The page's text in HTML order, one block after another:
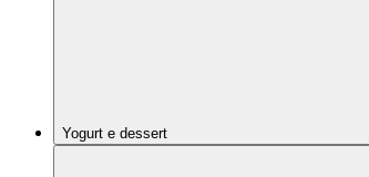
Yogurt e dessert